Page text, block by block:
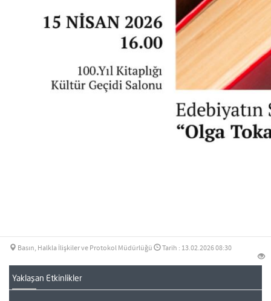
Basın, Halkla İlişkiler ve Protokol Müdürlüğü Tarih : 13.02.2026 08:30
Yaklaşan Etkinlikler